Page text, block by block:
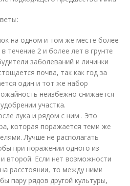
на одном и том же месте более
течение 2 и более лет в грунте
заболеваний и личинки
почва, так как год за
один и тот же набор
неизбежно снижается
участка.
лука и рядом с ним . Это
которая поражается теми же
Лучше не располагать
при поражении одного из
второй. Если нет возможности
расстоянии, то между ними
пару рядов другой культуры,